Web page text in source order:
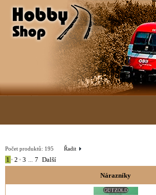
Řadit
Počet produktů: 195
1 • 2 • 3 ... 7 Další
Nárazníky